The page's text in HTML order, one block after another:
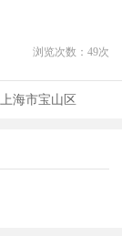
浏览次数： 49次
上海市宝山区